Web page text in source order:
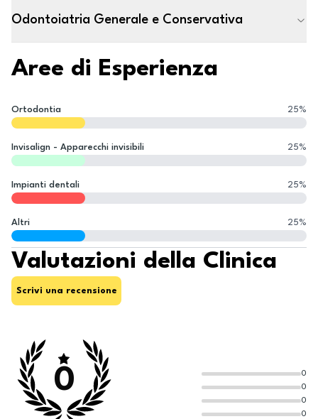
Odontoiatria Generale e Conservativa
Aree di Esperienza
Ortodontia 25%
Invisalign - Apparecchi invisibili 25%
Impianti dentali 25%
Altri 25%
Valutazioni della Clinica
Scrivi una recensione
0
0
0
0
0